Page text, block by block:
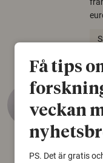
22
Få tips
veckan
PS. Det är gratis